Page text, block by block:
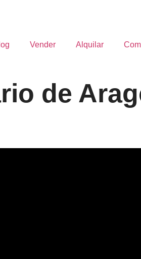
Vender Alquilar
de